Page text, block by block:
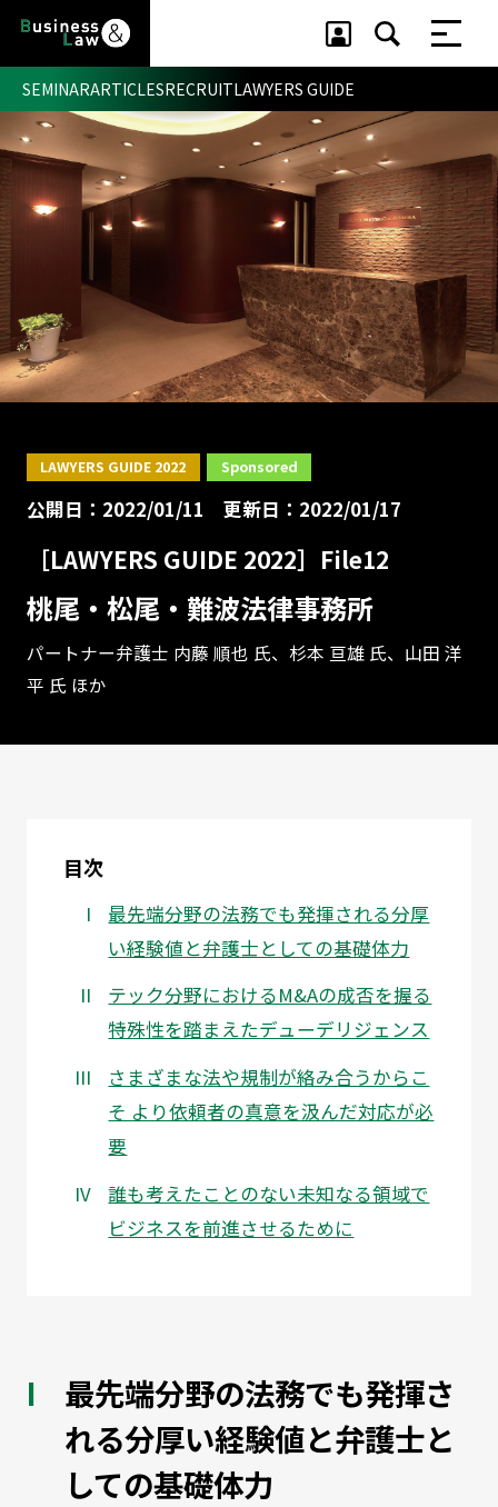
セミナー ・ 記事
セミナー
SEMINARARTICLESRECRUITLAWYERS GUIDE
LAWYERS GUIDE 2022 Sponsored
公開日：2022/01/11 更新日：2022/01/17
［LAWYERS GUIDE 2022］File12
桃尾・松尾・難波法律事務所
パートナー弁護士 内藤 順也 氏、杉本 亘雄 氏、山田 洋
平 氏 ほか
目次
最先端分野の法務でも発揮される分厚
い経験値と弁護士としての基礎体力
テック分野におけるM&Aの成否を握る
特殊性を踏まえたデューデリジェンス
さまざまな法や規制が絡み合うからこ
そ より依頼者の真意を汲んだ対応が必
要
誰も考えたことのない未知なる領域で
ビジネスを前進させるために
最先端分野の法務でも発揮さ
れる分厚い経験値と弁護士と
しての基礎体力